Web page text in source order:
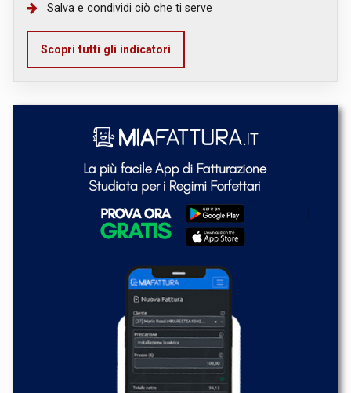
Salva e condividi ciò che ti serve
Scopri tutti gli indicatori